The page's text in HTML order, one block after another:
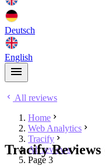
Deutsch
English
All reviews
Home
Web Analytics
Tracify
All reviews
Page 3
Tracify Reviews